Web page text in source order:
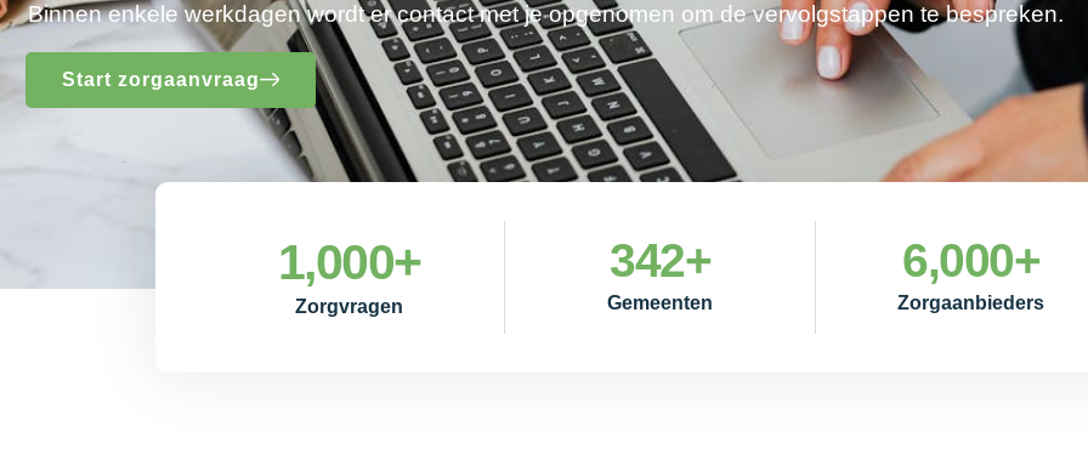
Binnen enkele werkdagen wordt er contact met je opgenomen om de vervolgstappen te bespreken.
Start zorgaanvraag
Zorgvragen
1,000+
Gemeenten
342+
Zorgaanbieders
6,000+